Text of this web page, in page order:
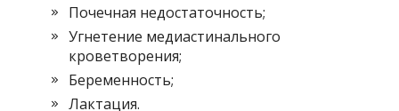
Почечная недостаточность;
Угнетение медиастинального
кроветворения;
Беременность;
Лактация.